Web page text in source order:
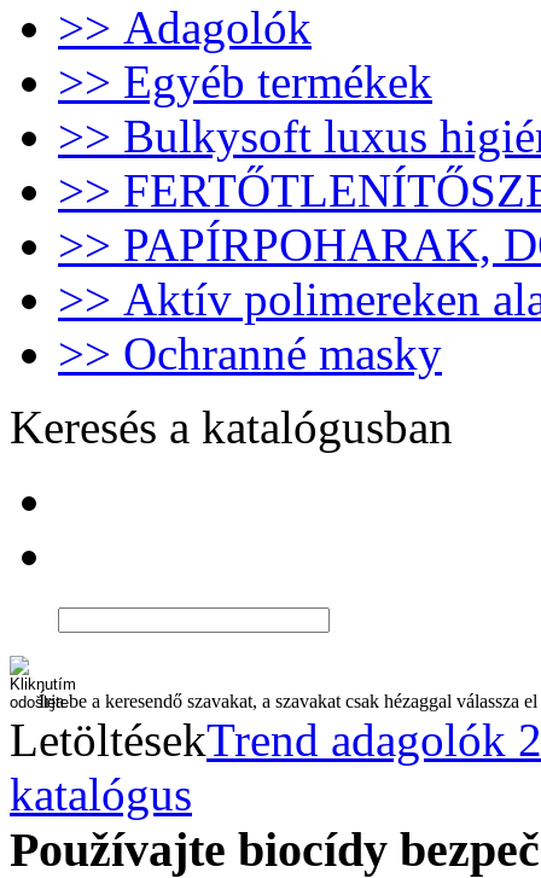
>> Adagolók
>> Egyéb termékek
>> Bulkysoft luxus
>>
>> PAPÍRPOHARAK,
>> Aktív polimereken
>> Ochranné masky
Keresés a katalógusban
Írja be a keresendő szavakat, a szavakat csak hézaggal válassza el
LetöltésekTrend adagolók
katalógus
Používajte biocídy